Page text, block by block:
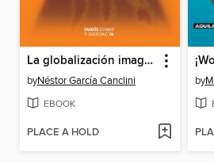
La globalización imaginada
byNéstor García Canclini
EBOOK
PLACE A HOLD
by